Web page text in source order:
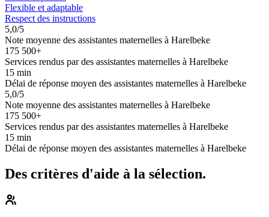
Flexible et adaptable
Respect des instructions
5,0/5
Note moyenne des assistantes maternelles à Harelbeke
175 500+
Services rendus par des assistantes maternelles à Harelbeke
15 min
Délai de réponse moyen des assistantes maternelles à Harelbeke
5,0/5
Note moyenne des assistantes maternelles à Harelbeke
175 500+
Services rendus par des assistantes maternelles à Harelbeke
15 min
Délai de réponse moyen des assistantes maternelles à Harelbeke
Des critères d'aide à la sélection.